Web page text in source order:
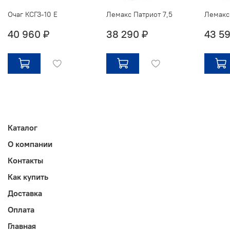
Очаг КСГЗ-10 Е
40 960 ₽
Лемакс Патриот 7,5
38 290 ₽ 43
Каталог
О компании
Контакты
Как купить
Доставка
Оплата
Главная